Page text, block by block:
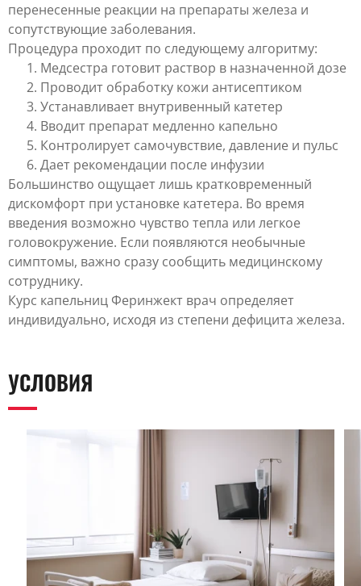
перенесенные реакции на препараты железа и
сопутствующие заболевания.
Процедура проходит по следующему алгоритму:
Медсестра готовит раствор в назначенной дозе
Проводит обработку кожи антисептиком
Устанавливает внутривенный катетер
Вводит препарат медленно капельно
Контролирует самочувствие, давление и пульс
Дает рекомендации после инфузии
Большинство ощущает лишь кратковременный
дискомфорт при установке катетера. Во время
введения возможно чувство тепла или легкое
головокружение. Если появляются необычные
симптомы, важно сразу сообщить медицинскому
сотруднику.
Курс капельниц Феринжект врач определяет
индивидуально, исходя из степени дефицита железа.
УСЛОВИЯ